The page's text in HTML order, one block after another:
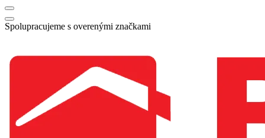
Spolupracujeme s overenými značkami